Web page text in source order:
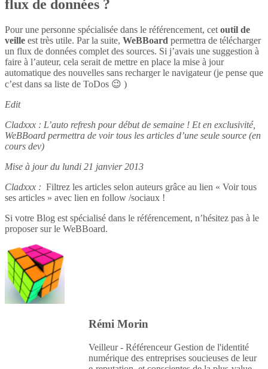
flux de données ?
Pour une personne spécialisée dans le référencement, cet outil de
veille est très utile. Par la suite, WeBBoard permettra de télécharger
un flux de données complet des sources. Si j’avais une suggestion à
faire à l’auteur, cela serait de mettre en place la mise à jour
automatique des nouvelles sans recharger le navigateur (je pense que
c’est dans sa liste de ToDos 😉 )
Edit
Cladxxx : L’auto refresh pour début de semaine ! Et en exclusivité,
WeBBoard permettra de voir tous les articles d’une seule source (en
cours dev)
Mise à jour du lundi 21 janvier 2013
Cladxxx : Filtrez les articles selon auteurs grâce au lien « Voir tous
ses articles » avec lien en follow /sociaux !
Si votre Blog est spécialisé dans le référencement, n’hésitez pas à le
proposer sur le WeBBoard.
Rémi Morin
Veilleur - Référenceur Gestion de l'identité
numérique des entreprises soucieuses de leur